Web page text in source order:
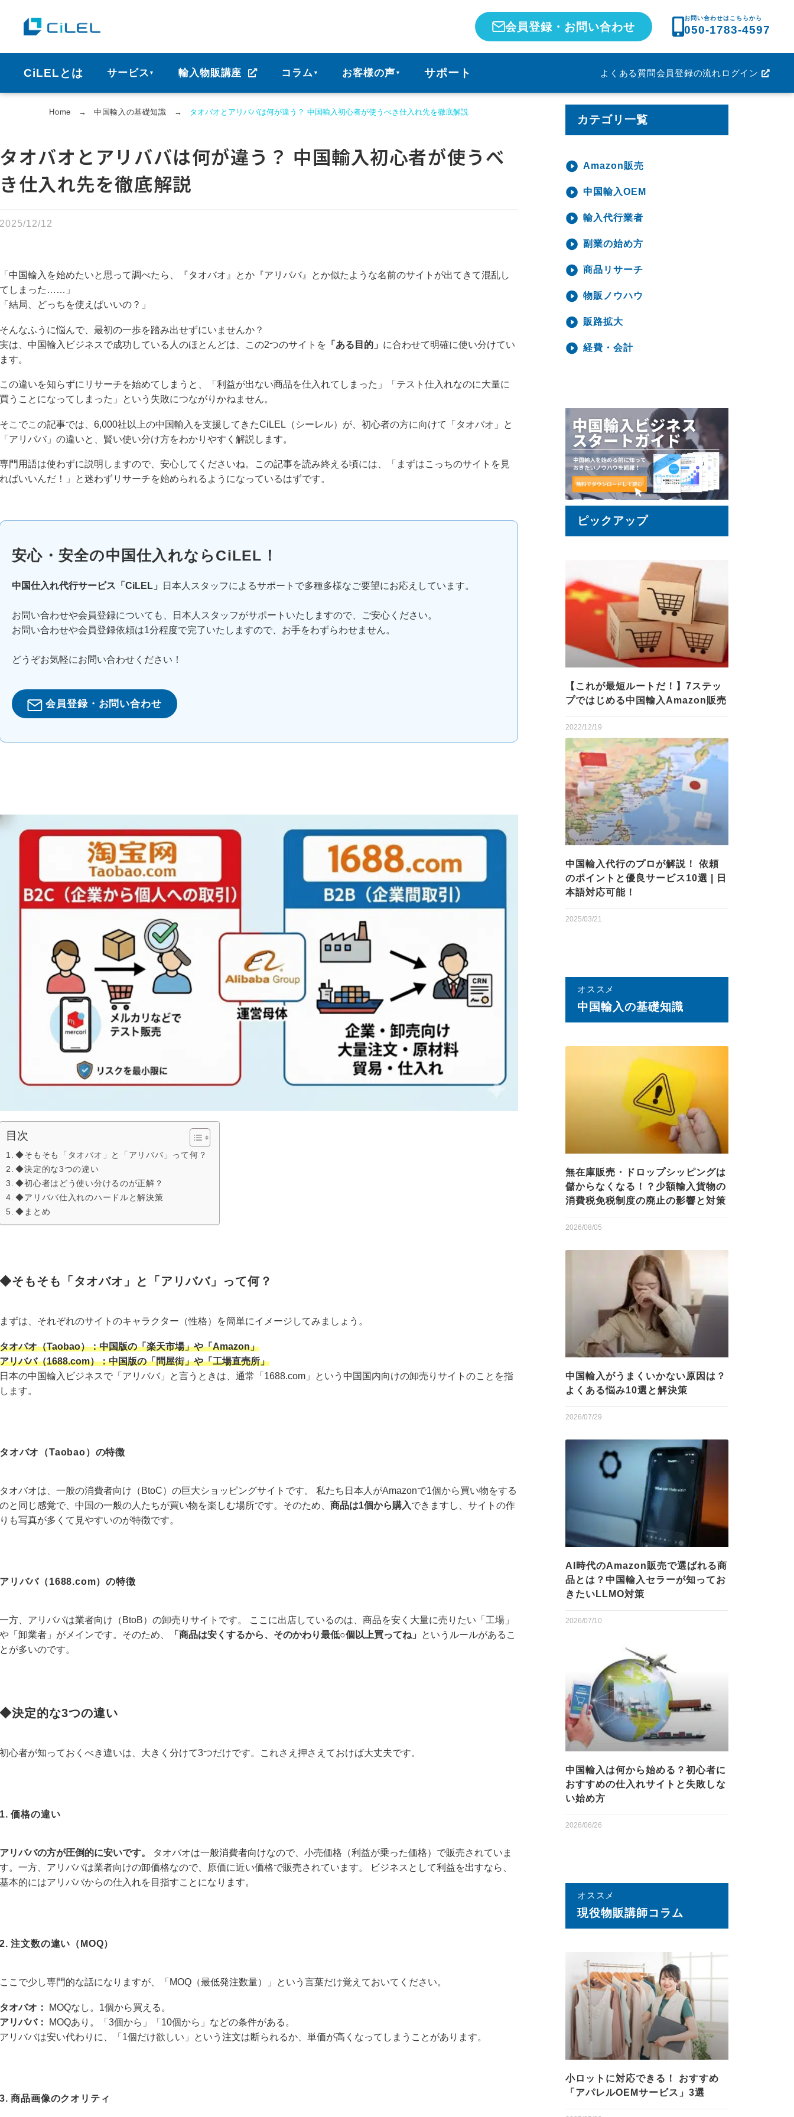
会員登録・お問い合わせ
お問い合わせはこちらから
050-1783-4597
CiLELとは サービス ▼ 輸入物販講座 コラム ▼ お客様の声 ▼ サポート よくある質問会員登録の流れログイン
Home → 中国輸⼊の基礎知識 → タオバオとアリババは何が違う？ 中国輸入初心者が使うべき仕入れ先を徹底解説
タオバオとアリババは何が違う？ 中国輸入初心者が使うべ
き仕入れ先を徹底解説
2025/12/12
「中国輸入を始めたいと思って調べたら、『タオバオ』とか『アリババ』とか似たような名前のサイトが出てきて混乱し
てしまった……」
「結局、どっちを使えばいいの？」
そんなふうに悩んで、最初の一歩を踏み出せずにいませんか？
実は、中国輸入ビジネスで成功している人のほとんどは、この2つのサイトを 「ある目的」 に合わせて明確に使い分けてい
ます。
この違いを知らずにリサーチを始めてしまうと、「利益が出ない商品を仕入れてしまった」「テスト仕入れなのに大量に
買うことになってしまった」という失敗につながりかねません。
そこでこの記事では、6,000社以上の中国輸入を支援してきたCiLEL（シーレル）が、初心者の方に向けて「タオバオ」と
「アリババ」の違いと、賢い使い分け方をわかりやすく解説します。
専門用語は使わずに説明しますので、安心してくださいね。この記事を読み終える頃には、「まずはこっちのサイトを見
ればいいんだ！」と迷わずリサーチを始められるようになっているはずです。
安心・安全の中国仕入れならCiLEL！
中国仕入れ代行サービス「CiLEL」 日本人スタッフによるサポートで多種多様なご要望にお応えしています。
お問い合わせや会員登録についても、日本人スタッフがサポートいたしますので、ご安心ください。
お問い合わせや会員登録依頼は1分程度で完了いたしますので、お手をわずらわせません。
どうぞお気軽にお問い合わせください！
会員登録・お問い合わせ
目次
◆そもそも「タオバオ」と「アリババ」って何？
◆決定的な3つの違い
◆初心者はどう使い分けるのが正解？
◆アリババ仕入れのハードルと解決策
◆まとめ
◆そもそも「タオバオ」と「アリババ」って何？
まずは、それぞれのサイトのキャラクター（性格）を簡単にイメージしてみましょう。
タオバオ（Taobao）：中国版の「楽天市場」や「Amazon」
アリババ（1688.com）：中国版の「問屋街」や「工場直売所」
日本の中国輸入ビジネスで「アリババ」と言うときは、通常「1688.com」という中国国内向けの卸売りサイトのことを指
します。
タオバオ（Taobao）の特徴
タオバオは、一般の消費者向け（BtoC）の巨大ショッピングサイトです。 私たち日本人がAmazonで1個から買い物をする
のと同じ感覚で、中国の一般の人たちが買い物を楽しむ場所です。そのため、 商品は1個から購入できますし、サイトの作
りも写真が多くて見やすいのが特徴です。
アリババ（1688.com）の特徴
一方、アリババは業者向け（BtoB）の卸売りサイトです。 ここに出店しているのは、商品を安く大量に売りたい「工場」
や「卸業者」がメインです。そのため、
「商品は安くするから、そのかわり最低○個以上買ってね」
というルールがあるこ
とが多いのです。
◆決定的な3つの違い
初心者が知っておくべき違いは、大きく分けて3つだけです。これさえ押さえておけば大丈夫です。
1. 価格の違い
アリババの方が圧倒的に安いです。
タオバオは一般消費者向けなので、小売価格（利益が乗った価格）で販売されていま
す。一方、アリババは業者向けの卸価格なので、原価に近い価格で販売されています。 ビジネスとして利益を出すなら、
基本的にはアリババからの仕入れを目指すことになります。
2. 注文数の違い（MOQ）
ここで少し専門的な話になりますが、「MOQ（最低発注数量）」という言葉だけ覚えておいてください。
タオバオ：
MOQなし。1個から買える。
アリババ：
MOQあり。「3個から」「10個から」などの条件がある。
アリババは安い代わりに、「1個だけ欲しい」という注文は断られるか、単価が高くなってしまうことがあります。
3. 商品画像のクオリティ
カテゴリ一覧
Amazon販売
中国輸入OEM
輸入代行業者
副業の始め方
商品リサーチ
物販ノウハウ
販路拡大
経費・会計
ピックアップ
【これが最短ルートだ！】7ステッ
プではじめる中国輸入Amazon販売
2022/12/19
中国輸入代行のプロが解説！ 依頼
のポイントと優良サービス10選 | 日
本語対応可能！
2025/03/21
オススメ
中国輸⼊の基礎知識
無在庫販売・ドロップシッピングは
儲からなくなる！？少額輸入貨物の
消費税免税制度の廃止の影響と対策
2026/08/05
中国輸入がうまくいかない原因は？
よくある悩み10選と解決策
2026/07/29
AI時代のAmazon販売で選ばれる商
品とは？中国輸入セラーが知ってお
きたいLLMO対策
2026/07/10
中国輸入は何から始める？初心者に
おすすめの仕入れサイトと失敗しな
い始め方
2026/06/26
オススメ
現役物販講師コラム
小ロットに対応できる！ おすすめ
「アパレルOEMサービス」3選